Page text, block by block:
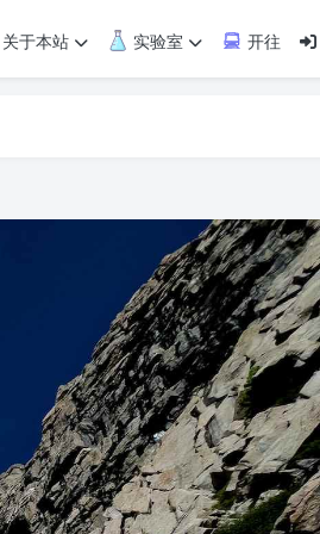
于本站 实验室 开往